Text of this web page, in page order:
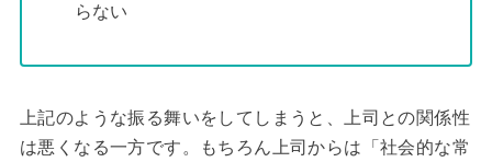
らない
上記のような振る舞いをしてしまうと、上司との関係性
は悪くなる一方です。もちろん上司からは「社会的な常